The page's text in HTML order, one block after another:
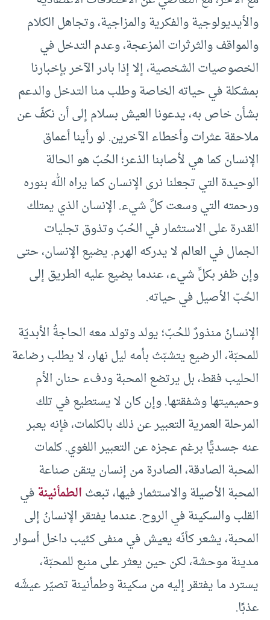
والأيديولوجية والفكرية والمزاجية، وتجاهل الكلام
والمواقف والثرثرات المزعجة، وعدم التدخل في
الخصوصيات الشخصية، إلا إذا بادر الآخر بإخبارنا
بمشكلة في حياته الخاصة وطلب منا التدخل والدعم
بشأن خاص به، يدعونا العيش بسلام إلى أن نكفّ عن
ملاحقة عثرات وأخطاء الآخرين. لو رأينا أعماق
الإنسان كما هي لأصابنا الذعر؛ الحُبّ هو الحالة
الوحيدة التي تجعلنا نرى الإنسان كما يراه الله بنوره
ورحمته التي وسعت كلَّ شيء. الإنسان الذي يمتلك
القدرة على الاستثمار في الحُبّ وتذوق تجليات
الجمال في العالم لا يدركه الهرم. يضيع الإنسان، حتى
وإن ظفر بكلِّ شيء، عندما يضيع عليه الطريق إلى
الحُبّ الأصيل في حياته.‏
الإنسانُ منذورٌ للحُبّ؛ يولد وتولد معه الحاجةُ الأبديّة
للمحبّة، الرضيع يتشبّث بأمه ليل نهار، لا يطلب رضاعة
الحليب فقط، بل يرتضع المحبة ودفء حنان الأم
وحميميتها وشفقتها. وإن كان لا يستطيع في تلك
المرحلة العمرية التعبير عن ذلك بالكلمات، فإنه يعبر
عنه جسديًّا برغم عجزه عن التعبير اللغوي. كلمات
المحبة الصادقة، الصادرة من إنسان يتقن صناعة
المحبة الأصيلة والاستثمار فيها، تبعثالطمأنينةفي
القلب والسكينة في الروح. عندما يفتقر الإنسانُ إلى
المحبة، يشعر كأنّه يعيش في منفى كئيب داخل أسوار
مدينة موحشة، لكن حين يعثر على منبع للمحبّة،
يسترد ما يفتقر إليه من سكينة وطمأنينة تصيّر عيشَه
عذبًا.